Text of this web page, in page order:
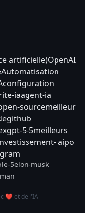
artificielle)OpenAI
Automatisation
configuration
iaagent-ia
sourcemeilleur
github
gpt-5-5meilleurs
iaipo
5elon-musk
❤️ et de l'IA